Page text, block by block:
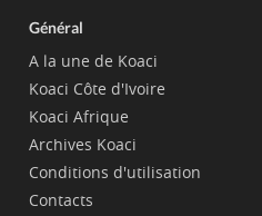
Général
A la une de Koaci
Koaci Côte d'Ivoire
Koaci Afrique
Archives Koaci
Conditions d'utilisation
Contacts